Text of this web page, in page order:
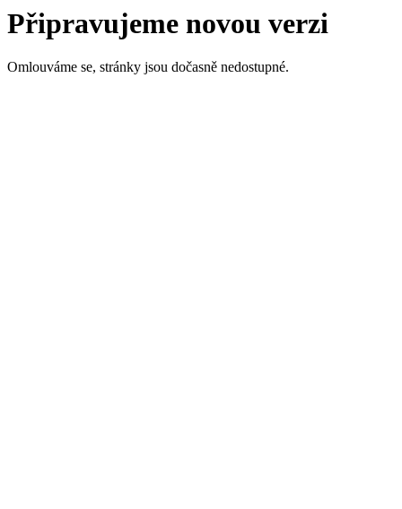
Připravujeme novou verzi
Omlouváme se, stránky jsou dočasně nedostupné.